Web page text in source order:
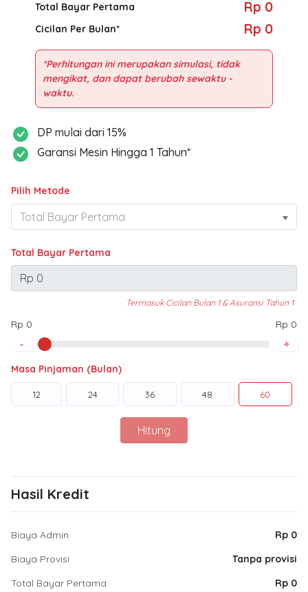
Total Bayar Pertama Rp 0
Cicilan Per Bulan* Rp 0
*Perhitungan ini merupakan simulasi, tidak
mengikat, dan dapat berubah sewaktu -
DP mulai dari 15%
Garansi Mesin Hingga 1 Tahun*
Pilih Metode
Total Bayar Pertama
Termasuk Cicilan Bulan 1 & Asuransi Tahun 1
Rp 0 Rp 0
- +
Masa Pinjaman (Bulan)
12 24 36 48 60
Hitung
Hasil Kredit
Biaya Admin
Rp 0
Biaya Provisi
Tanpa provisi
Total Bayar Pertama
Rp 0